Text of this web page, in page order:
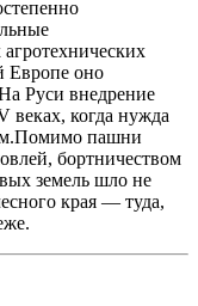
Европе оно
Руси внедрение
веках, когда нужда
пашни
бортничеством
земель шло не
края — туда,